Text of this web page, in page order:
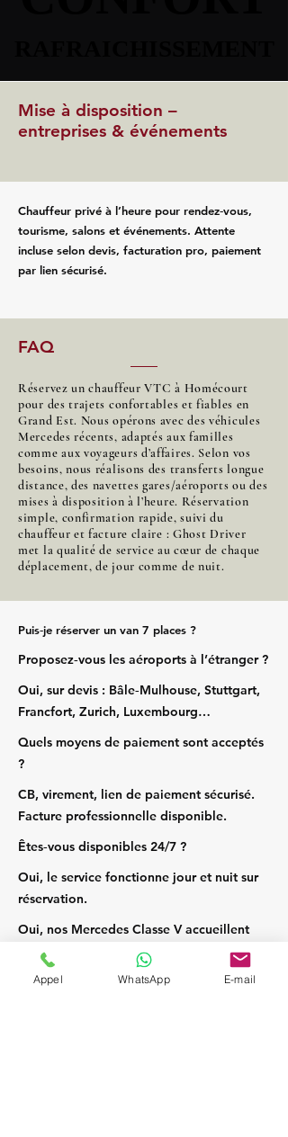
Mise à disposition –
entreprises & événements
Chauffeur privé à l’heure pour rendez‑vous,
tourisme, salons et événements. Attente
incluse selon devis, facturation pro, paiement
par lien sécurisé.
FAQ
Réservez un chauffeur VTC à Homécourt
pour des trajets confortables et fiables en
Grand Est. Nous opérons avec des véhicules
Mercedes récents, adaptés aux familles
comme aux voyageurs d’affaires. Selon vos
besoins, nous réalisons des transferts longue
distance, des navettes gares/aéroports ou des
mises à disposition à l’heure. Réservation
simple, confirmation rapide, suivi du
chauffeur et facture claire : Ghost Driver
met la qualité de service au cœur de chaque
déplacement, de jour comme de nuit.
Puis‑je réserver un van 7 places ?
Proposez‑vous les aéroports à l’étranger ?
Oui, sur devis : Bâle‑Mulhouse, Stuttgart,
Francfort, Zurich, Luxembourg…
Quels moyens de paiement sont acceptés
?
CB, virement, lien de paiement sécurisé.
Facture professionnelle disponible.
Êtes‑vous disponibles 24/7 ?
Oui, le service fonctionne jour et nuit sur
réservation.
Oui, nos Mercedes Classe V accueillent
jusqu’à 7 passagers et leurs bagages.
Appel WhatsApp E-mail